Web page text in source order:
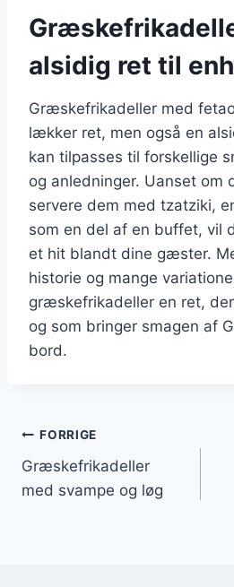
alsidig ret til
Græskefrikadeller med
lækker ret, men også en
kan tilpasses til forskellige
og anledninger. Uanset om
servere dem med tzatziki,
som en del af en buffet, vil
et hit blandt dine gæster.
historie og mange
græskefrikadeller en ret,
og som bringer smagen af
bord.
Indlægsnavigation
FORRIGE
Græskefrikadeller
med svampe og løg